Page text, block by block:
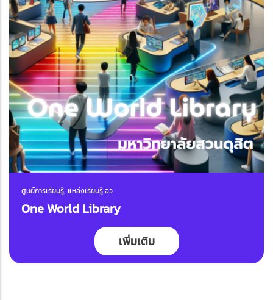
ศูนย์การเรียนรู้, แหล่งเรียนรู้ อว.
One World Library
เพิ่มเติม